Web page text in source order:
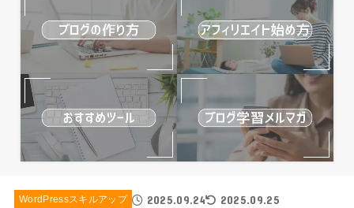
WordPressスキルアップ 2025.09.24 2025.09.25